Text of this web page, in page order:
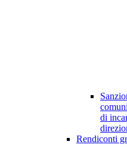
di
Rendiconti